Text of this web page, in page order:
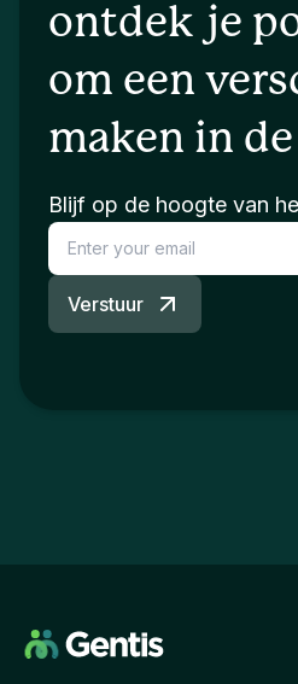
ontdek je
om een
maken in
Blijf op de hoogte van
Verstuur